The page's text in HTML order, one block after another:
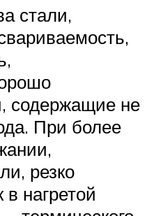
стали,
содержащие не
При более
резко
в нагретой